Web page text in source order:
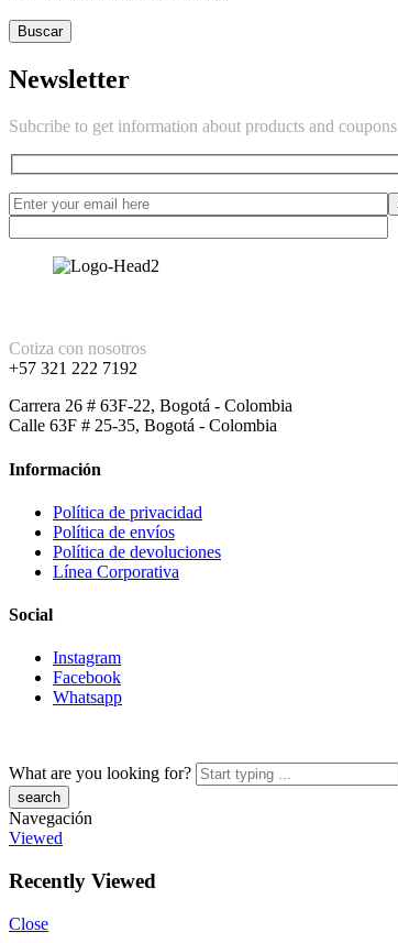
Buscar
Newsletter
Subcribe to get information about products and coupons
Cotiza con nosotros
+57 321 222 7192
Carrera 26 # 63F-22, Bogotá - Colombia
Calle 63F # 25-35, Bogotá - Colombia
Información
Política de privacidad
Política de envíos
Política de devoluciones
Línea Corporativa
Social
Instagram
Facebook
Whatsapp
What are you looking for?
Navegación
Viewed
Recently Viewed
Close